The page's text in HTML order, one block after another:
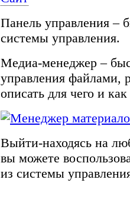
Панель управления –
системы управления.
Медиа-менеджер –
управления файлами,
описать для чего и
Выйти-находясь на
вы можете
из системы